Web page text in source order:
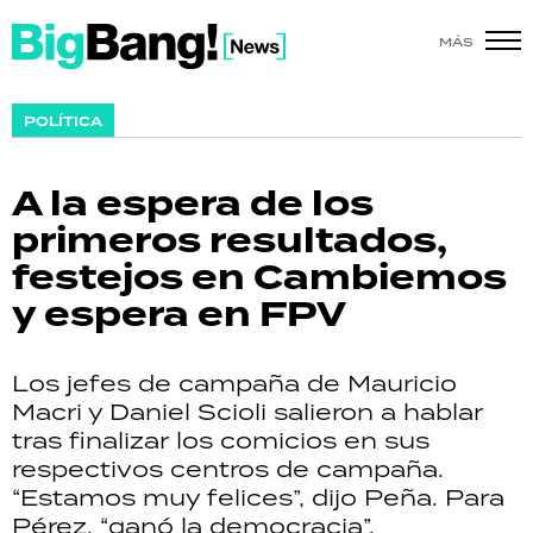
MÁS
POLÍTICA
A la espera de los
primeros resultados,
festejos en Cambiemos
y espera en FPV
Los jefes de campaña de Mauricio
Macri y Daniel Scioli salieron a hablar
tras finalizar los comicios en sus
respectivos centros de campaña.
“Estamos muy felices”, dijo Peña. Para
Pérez, “ganó la democracia”.
SHOW
ACTUALIDAD
POLICIALES
ECONOMÍA
GRAN HERMANO
SALUD
DEPORTES